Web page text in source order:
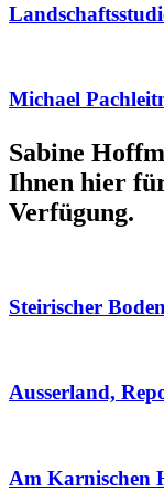
Michael
Sabine
Ihnen hier
Verfügung.
Steirischer
Ausserland,
Am Karnischen